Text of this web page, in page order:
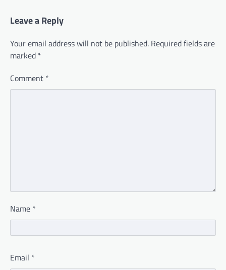
Leave a Reply
Your email address will not be published. Required fields are
marked *
Comment *
Name *
Email *